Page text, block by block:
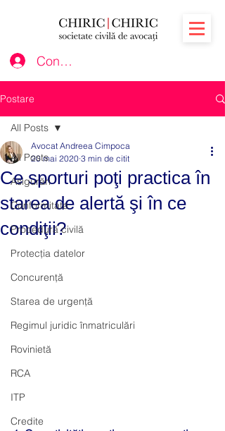
Conectează-te
Postare
All Posts
Asigurări
Conformitate
Procedură civilă
Protecția datelor
Concurență
Starea de urgență
Regimul juridic înmatriculări
Rovinietă
RCA
ITP
Credite
All Posts
Ce sporturi poţi practica în
starea de alertă şi în ce
condiţii?
Avocat Andreea Cimpoca
20 mai 2020 3 min de citit